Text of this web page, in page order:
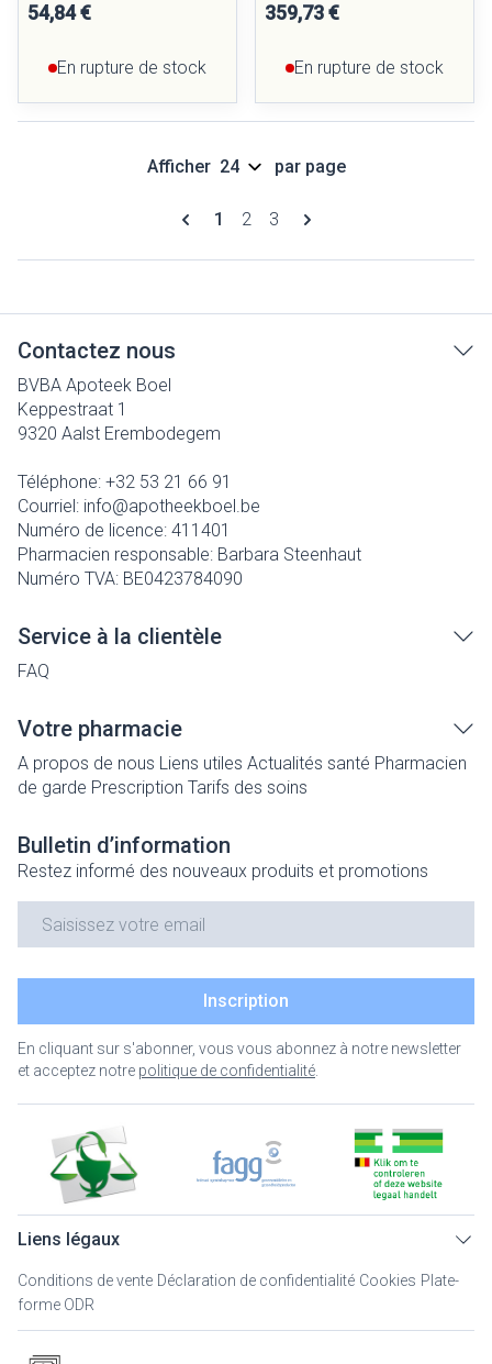
54,84 €
En rupture de stock
359,73 €
En rupture de stock
Pages
Vous lisez actuellement la page
1 Page
2 Page
3
Afficher par page
Contactez nous
BVBA Apoteek Boel
Keppestraat 1
9320 Aalst Erembodegem
Téléphone: +32 53 21 66 91
Courriel: info@apotheekboel.be
Numéro de licence: 411401
Pharmacien responsable: Barbara Steenhaut
Numéro TVA: BE0423784090
Service à la clientèle
FAQ
Votre pharmacie
A propos de nous Liens utiles Actualités santé Pharmacien
de garde Prescription Tarifs des soins
Bulletin d’information
Restez informé des nouveaux produits et promotions
Inscription
En cliquant sur s'abonner, vous vous abonnez à notre newsletter
et acceptez notre politique de confidentialité
Liens légaux
Conditions de vente Déclaration de confidentialité Cookies Plate-
forme ODR